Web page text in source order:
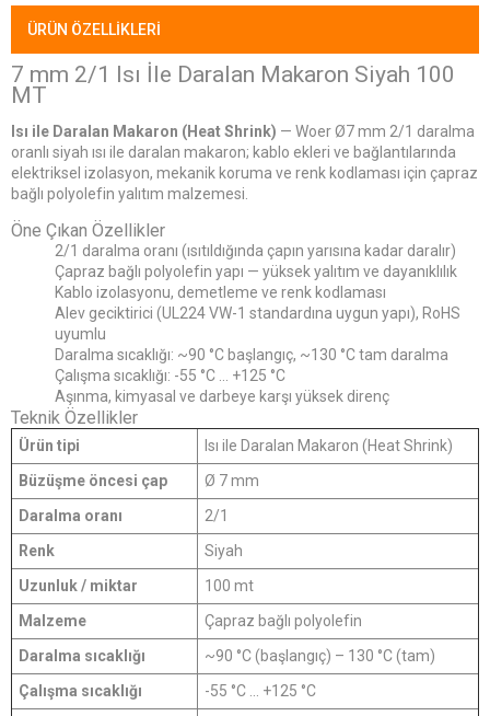
ÜRÜN ÖZELLIKLERI
7 mm 2/1 Isı İle Daralan Makaron Siyah 100
MT
Isı ile Daralan Makaron (Heat Shrink) — Woer Ø7 mm 2/1 daralma
oranlı siyah ısı ile daralan makaron; kablo ekleri ve bağlantılarında
elektriksel izolasyon, mekanik koruma ve renk kodlaması için çapraz
bağlı polyolefin yalıtım malzemesi.
Öne Çıkan Özellikler
2/1 daralma oranı (ısıtıldığında çapın yarısına kadar daralır)
Çapraz bağlı polyolefin yapı — yüksek yalıtım ve dayanıklılık
Kablo izolasyonu, demetleme ve renk kodlaması
Alev geciktirici (UL224 VW-1 standardına uygun yapı), RoHS
uyumlu
Daralma sıcaklığı: ~90 °C başlangıç, ~130 °C tam daralma
Çalışma sıcaklığı: -55 °C ... +125 °C
Aşınma, kimyasal ve darbeye karşı yüksek direnç
Teknik Özellikler
Ürün tipi
Isı ile Daralan Makaron (Heat Shrink)
Büzüşme öncesi çap
Ø 7 mm
Daralma oranı
2/1
Renk
Siyah
Uzunluk / miktar
100 mt
Malzeme
Çapraz bağlı polyolefin
Daralma sıcaklığı
~90 °C (başlangıç) – 130 °C (tam)
Çalışma sıcaklığı
-55 °C ... +125 °C